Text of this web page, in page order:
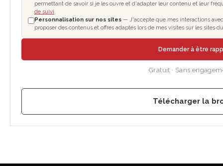
permettant de savoir si je les ouvre et d'adapter leur contenu et leur
de suivi
Personnalisation sur nos sites — J'accepte que mes interactions
proposer des contenus et offres adaptés lors de mes visites sur les sites
Demander à être
Gratuit · Sans
Télécharger la